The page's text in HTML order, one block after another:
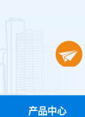
产品中心